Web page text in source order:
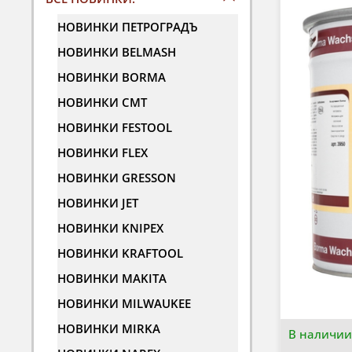
В наличии
НОВИНКИ ПЕТРОГРАДЪ
НОВИНКИ BELMASH
НОВИНКИ BORMA
НОВИНКИ CMT
НОВИНКИ FESTOOL
НОВИНКИ FLEX
НОВИНКИ GRESSON
НОВИНКИ JET
НОВИНКИ KNIPEX
НОВИНКИ KRAFTOOL
НОВИНКИ MAKITA
НОВИНКИ MILWAUKEE
НОВИНКИ MIRKA